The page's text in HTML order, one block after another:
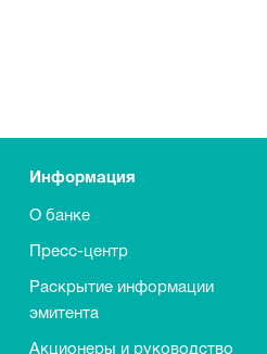
Информация
О банке
Пресс-центр
Раскрытие информации
эмитента
Акционеры и руководство